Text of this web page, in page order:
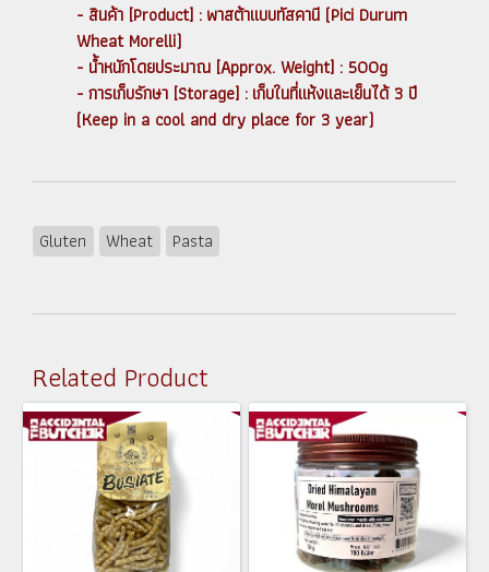
- สินค้า [Product] : พาสต้าแบบทัสคานี (Pici Durum
Wheat Morelli)
- น้ำหนักโดยประมาณ [Approx. Weight] : 500g
- การเก็บรักษา [Storage] : เก็บในที่แห้งและเย็นได้ 3 ปี
(Keep in a cool and dry place for 3 year)
Gluten Wheat Pasta
Related Product